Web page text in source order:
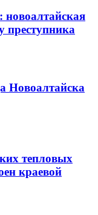
новоалтайская
преступника
Новоалтайска
тепловых
краевой